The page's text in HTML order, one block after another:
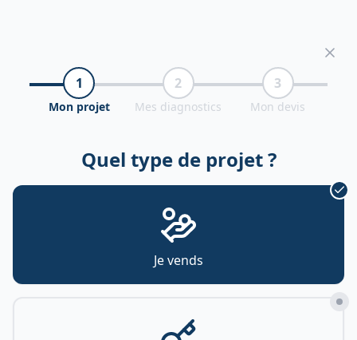
1
Mon projet
2
Mes diagnostics
3
Mon devis
Quel type de projet ?
Je vends